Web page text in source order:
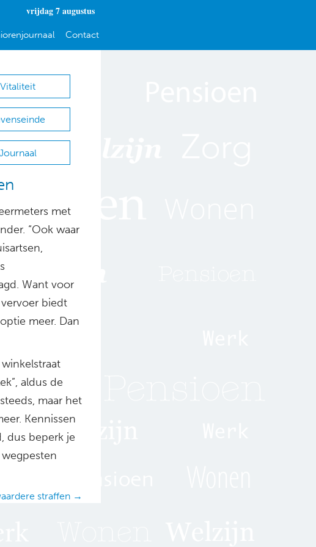
vrijdag 7 augustus
Contact
Vitaliteit
met
“Ook waar
Want voor
biedt
meer. Dan
aldus de
maar het
Kennissen
dus beperk je
straffen →